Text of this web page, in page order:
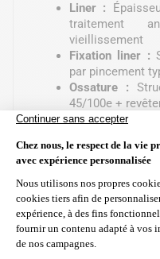
Liner :
traitement
vieillissement
Fixation liner :
par pincement
Ossature :
45/100e +
Margelles :
Renforts :
à chaud de 12
Filtration :
complète livrée
multivoies,
Accessoires :
plateforme,